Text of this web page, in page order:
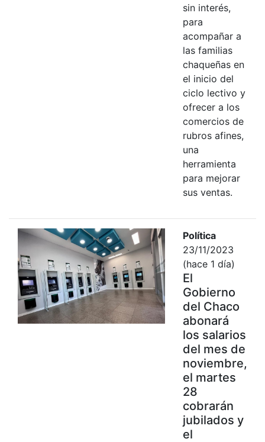
sin interés,
para
acompañar a
las familias
chaqueñas en
el inicio del
ciclo lectivo y
ofrecer a los
comercios de
rubros afines,
una
herramienta
para mejorar
sus ventas.
Política
23/11/2023
(hace 1 día)
El
Gobierno
del Chaco
abonará
los salarios
del mes de
noviembre,
el martes
28
cobrarán
jubilados y
el